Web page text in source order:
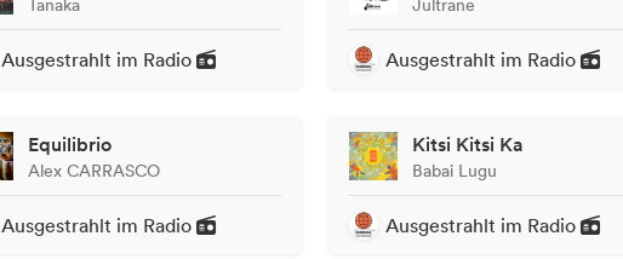
Tanaka
Ausgestrahlt im Radio
Jultrane
Ausgestrahlt im Radio
Equilibrio
Alex CARRASCO
Ausgestrahlt im Radio
Kitsi Kitsi Ka
Babai Lugu
Ausgestrahlt im Radio